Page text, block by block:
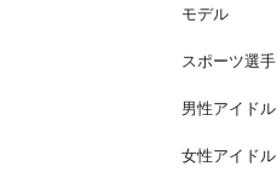
モデル
スポーツ選手
男性アイドル
女性アイドル